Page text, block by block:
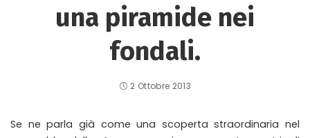
una piramide nei
fondali.
2 Ottobre 2013
Se ne parla già come una scoperta straordinaria nel